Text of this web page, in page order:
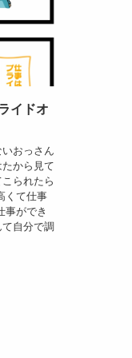
イドオ
おっさん
から見て
られたら
くて仕事
事ができ
自分で調